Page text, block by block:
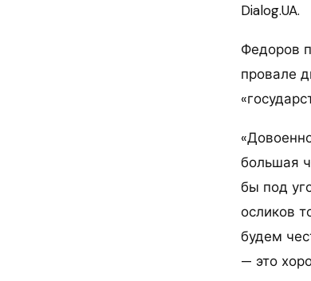
Dialog.UA.
Федоров
провале
большая
бы под
осликов
будем
— это